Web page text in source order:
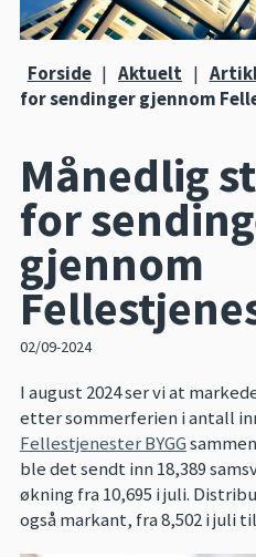
Forside | Aktuelt |
for sendinger gjennom
Månedlig
for
gjennom
02/09-2024
I august 2024 ser vi at
etter sommerferien i antall
Fellestjenester BYGG
ble det sendt inn 18,389
økning fra 10,695 i juli.
også markant, fra 8,502 i juli